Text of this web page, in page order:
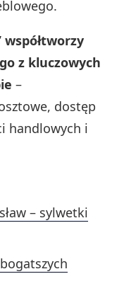
współtworzy
z kluczowych
–
dostęp
handlowych i
– sylwetki